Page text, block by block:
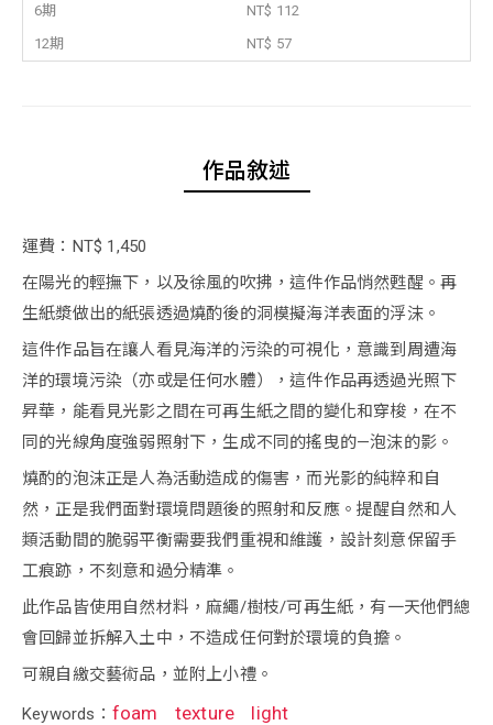
6期
NT$ 112
12期
NT$ 57
作品敘述
運費：NT$ 1,450
在陽光的輕撫下，以及徐風的吹拂，這件作品悄然甦醒。再
生紙漿做出的紙張透過燒酌後的洞模擬海洋表面的浮沫。
這件作品旨在讓人看見海洋的污染的可視化，意識到周遭海
洋的環境污染（亦或是任何水體），這件作品再透過光照下
昇華，能看見光影之間在可再生紙之間的變化和穿梭，在不
同的光線角度強弱照射下，生成不同的搖曳的—泡沫的影。
燒酌的泡沫正是人為活動造成的傷害，而光影的純粹和自
然，正是我們面對環境問題後的照射和反應。提醒自然和人
類活動間的脆弱平衡需要我們重視和維護，設計刻意保留手
工痕跡，不刻意和過分精準。
此作品皆使用自然材料，麻繩/樹枝/可再生紙，有一天他們總
會回歸並拆解入土中，不造成任何對於環境的負擔。
可親自繳交藝術品，並附上小禮。
Keywords： foam texture light